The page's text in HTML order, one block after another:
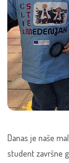
Danas je naše
student završne